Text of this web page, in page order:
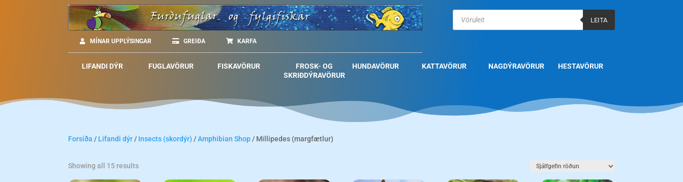
MÍNAR UPPLÝSINGAR GREIÐA KARFA
Products
search
LEITA
LIFANDI DÝR FUGLAVÖRUR FISKAVÖRUR
FROSK- OG
SKRIÐDÝRAVÖRUR
HUNDAVÖRUR KATTAVÖRUR NAGDÝRAVÖRUR HESTAVÖRUR
Forsíða / Lifandi dýr / Insects (skordýr) /Amphibian Shop / Millipedes (margfætlur)
Showing all 15 results